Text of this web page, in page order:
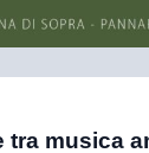
tra musica